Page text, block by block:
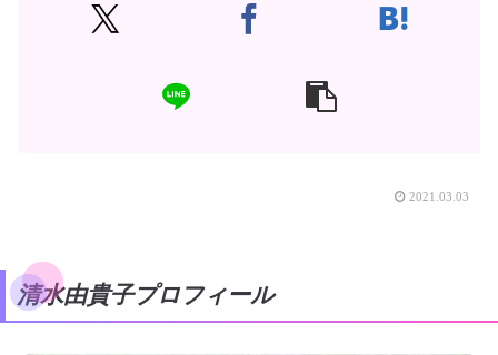
2021.03.03
清水由貴子プロフィール